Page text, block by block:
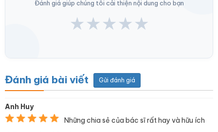
Đánh giá giúp chúng tôi cải thiện nội dung cho bạn
★★★★★
Đánh giá bài viết Gửi đánh giá
Anh Huy
Những chia sẻ của bác sĩ rất hay và hữu ích